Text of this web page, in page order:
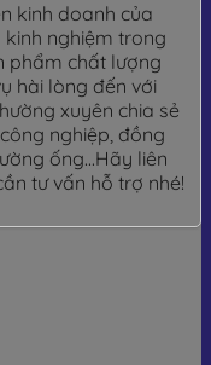
kinh doanh của
kinh nghiệm trong
phẩm chất lượng
hài lòng đến với
xuyên chia sẻ
nghiệp, đồng
ống...Hãy liên
tư vấn hỗ trợ nhé!